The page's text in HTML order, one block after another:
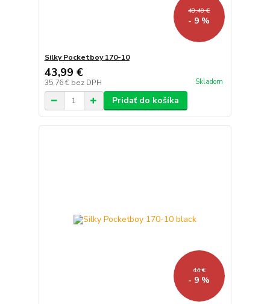
48,40 €
- 9 %
Silky Pocketboy 170-10
43,99 €
35,76 € bez DPH Skladom
Pridať do košíka
44 €
- 9 %